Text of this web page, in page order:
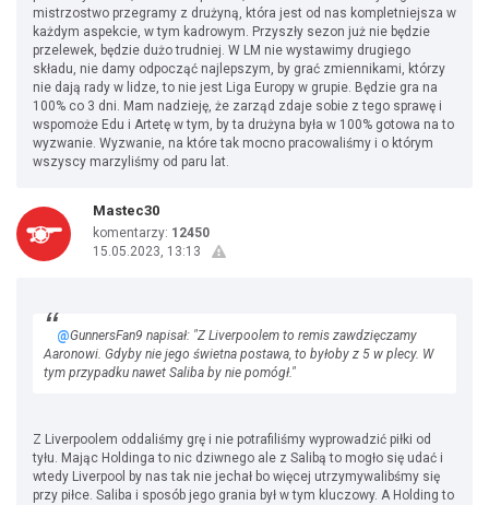
mistrzostwo przegramy z drużyną, która jest od nas kompletniejsza w
każdym aspekcie, w tym kadrowym. Przyszły sezon już nie będzie
przelewek, będzie dużo trudniej. W LM nie wystawimy drugiego
składu, nie damy odpocząć najlepszym, by grać zmiennikami, którzy
nie dają rady w lidze, to nie jest Liga Europy w grupie. Będzie gra na
100% co 3 dni. Mam nadzieję, że zarząd zdaje sobie z tego sprawę i
wspomoże Edu i Artetę w tym, by ta drużyna była w 100% gotowa na to
wyzwanie. Wyzwanie, na które tak mocno pracowaliśmy i o którym
wszyscy marzyliśmy od paru lat.
Mastec30
komentarzy: 12450
15.05.2023, 13:13
@GunnersFan9 napisał: "Z Liverpoolem to remis zawdzięczamy
Aaronowi. Gdyby nie jego świetna postawa, to byłoby z 5 w plecy. W
tym przypadku nawet Saliba by nie pomógł."
Z Liverpoolem oddaliśmy grę i nie potrafiliśmy wyprowadzić piłki od
tyłu. Mając Holdinga to nic dziwnego ale z Salibą to mogło się udać i
wtedy Liverpool by nas tak nie jechał bo więcej utrzymywalibśmy się
przy piłce. Saliba i sposób jego grania był w tym kluczowy. A Holding to